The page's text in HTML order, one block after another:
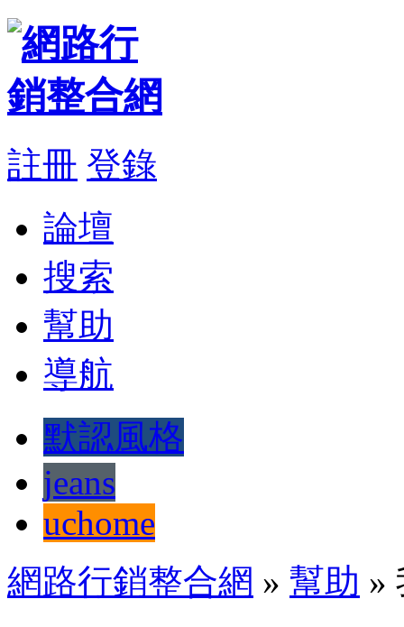
註冊 登錄
論壇
搜索
幫助
導航
默認風格
jeans
uchome
網路行銷整合網 » 幫助 »